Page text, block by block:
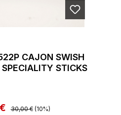
CAJON SWISH
STICKS
Regulärer Preis:
30,00 € (10%)